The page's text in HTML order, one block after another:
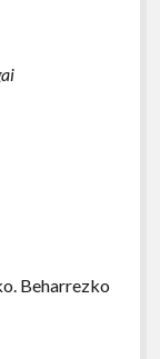
Beharrezko